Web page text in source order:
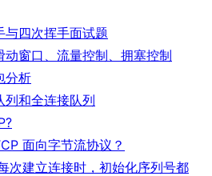
与四次挥手面试题
动窗口、流量控制、拥塞控制
分析
列和全连接队列
面向字节流协议？
次建立连接时，初始化序列号都